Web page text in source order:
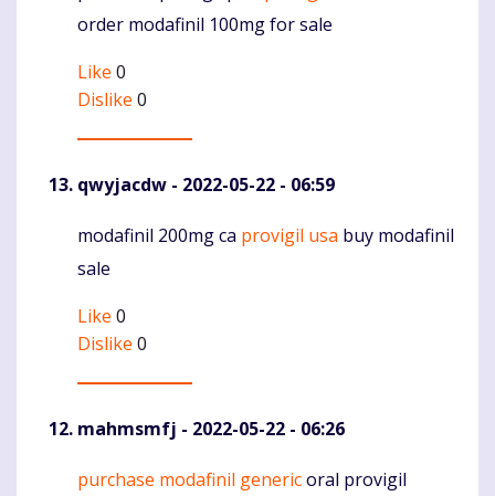
order modafinil 100mg for sale
Like 0
Dislike 0
qwyjacdw - 2022-05-22 - 06:59
Komentaras
modafinil 200mg ca provigil usa buy modafinil
sale
Like 0
Dislike 0
mahmsmfj - 2022-05-22 - 06:26
Komentaras
purchase modafinil genericoral provigil